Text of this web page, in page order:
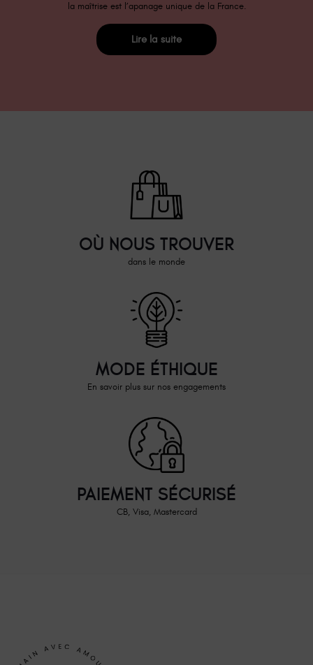
la maîtrise est l’apanage unique de la France.
Lire la suite
OÙ NOUS TROUVER
dans le monde
MODE ÉTHIQUE
En savoir plus sur nos engagements
PAIEMENT SÉCURISÉ
CB, Visa, Mastercard